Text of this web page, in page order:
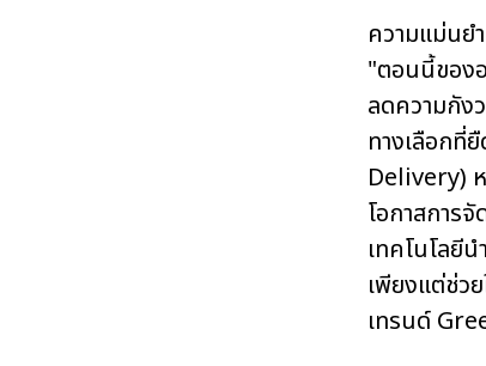
ความแม่นย
"ตอนนี้ของ
ลดความกัง
ทางเลือก
Delivery)
โอกาสการ
เทคโนโลยี
เพียงแต่ช่ว
เทรนด์